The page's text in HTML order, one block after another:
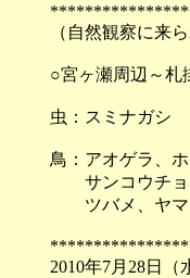
（自然観察に来
○宮ヶ瀬周辺～札
虫：スミナガシ
鳥：アオゲラ、
サンコウチョ
ツバメ、ヤ
2010年